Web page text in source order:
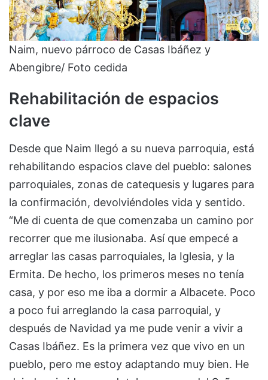
Naim, nuevo párroco de Casas Ibáñez y
Abengibre/ Foto cedida
Rehabilitación de espacios
clave
Desde que Naim llegó a su nueva parroquia, está
rehabilitando espacios clave del pueblo: salones
parroquiales, zonas de catequesis y lugares para
la confirmación, devolviéndoles vida y sentido.
“Me di cuenta de que comenzaba un camino por
recorrer que me ilusionaba. Así que empecé a
arreglar las casas parroquiales, la Iglesia, y la
Ermita. De hecho, los primeros meses no tenía
casa, y por eso me iba a dormir a Albacete. Poco
a poco fui arreglando la casa parroquial, y
después de Navidad ya me pude venir a vivir a
Casas Ibáñez. Es la primera vez que vivo en un
pueblo, pero me estoy adaptando muy bien. He